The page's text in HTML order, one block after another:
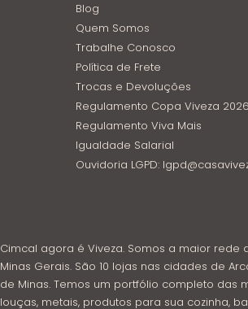
Blog
Quem Somos
Trabalhe Conosco
Política de Frete
Trocas e Devoluções
Regulamento Copa Viveza 2026
Regulamento Viva Mais
Igualdade Salarial
Ouvidoria LGPD:
Cimcal agora é Viveza. Somos a maior
Minas Gerais. São 10 lojas nas cidades de
de Minas. Temos um portfólio completo das
louças, metais, produtos para sua cozinha,